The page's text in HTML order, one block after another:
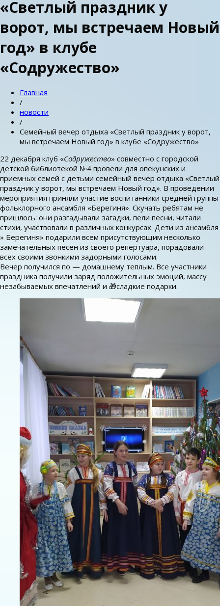
«Светлый праздник у
ворот, мы встречаем Новый
год» в клубе
«Содружество»
Главная
/
новости
/
Семейный вечер отдыха «Светлый праздник у ворот,
мы встречаем Новый год» в клубе «Содружество»
22 декабря клуб «Содружество» совместно с городской
детской библиотекой №4 провели для опекунских и
приемных семей с детьми семейный вечер отдыха «Светлый
праздник у ворот, мы встречаем Новый год». В проведении
мероприятия приняли участие воспитанники средней группы
фольклорного ансамбля «Берегиня». Скучать ребятам не
пришлось: они разгадывали загадки, пели песни, читали
стихи, участвовали в различных конкурсах. Дети из ансамбля
» Берегиня» подарили всем присутствующим несколько
замечательных песен из своего репертуара, порадовали
всех своими звонкими задорными голосами.
Вечер получился по — домашнему теплым. Все участники
праздника получили заряд положительных эмоций, массу
незабываемых впечатлений и 🎁сладкие подарки.